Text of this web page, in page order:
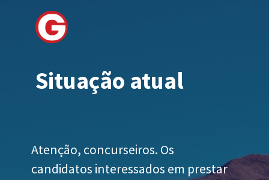
Situação atual
Atenção, concurseiros. Os
candidatos interessados em prestar